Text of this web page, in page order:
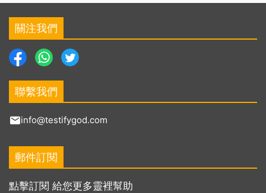
關注我們
聯繫我們
info@testifygod.com
郵件訂閱
點擊訂閱 給您更多靈裡幫助